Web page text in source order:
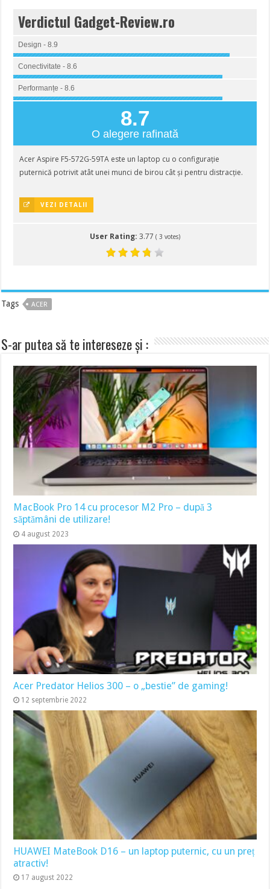
Verdictul Gadget-Review.ro
Design - 8.9
Conectivitate - 8.6
Performanțe - 8.6
8.7
O alegere rafinată
Acer Aspire F5-572G-59TA este un laptop cu o configurație
puternică potrivit atât unei munci de birou cât și pentru distracție.
VEZI DETALII
User Rating: 3.77 ( 3 votes)
Tags ACER
S-ar putea să te intereseze și :
MacBook Pro 14 cu procesor M2 Pro – după 3
săptămâni de utilizare!
4 august 2023
Acer Predator Helios 300 – o „bestie” de gaming!
12 septembrie 2022
HUAWEI MateBook D16 – un laptop puternic, cu un preț
atractiv!
17 august 2022